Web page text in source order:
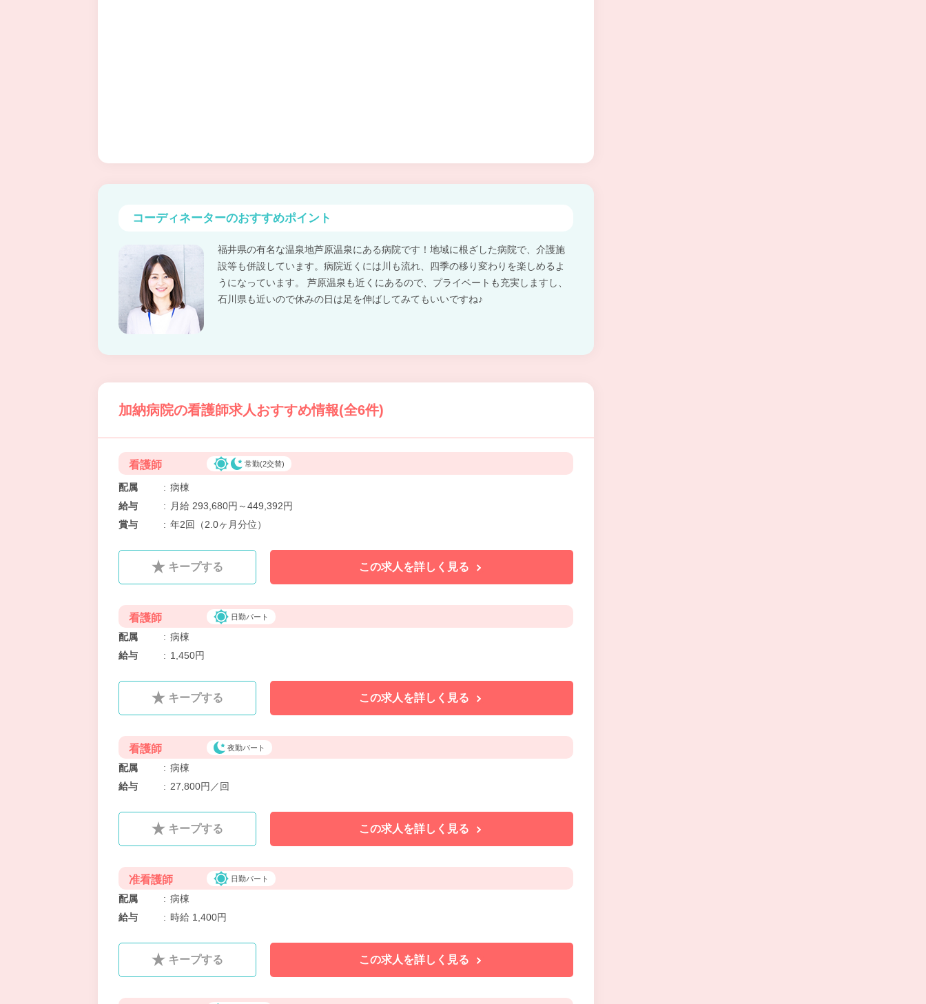
コーディネーターのおすすめポイント
福井県の有名な温泉地芦原温泉にある病院です！地域に根ざした病院で、介護施
設等も併設しています。病院近くには川も流れ、四季の移り変わりを楽しめるよ
うになっています。 芦原温泉も近くにあるので、プライベートも充実しますし、
石川県も近いので休みの日は足を伸ばしてみてもいいですね♪
加納病院の看護師求人おすすめ情報(全6件)
看護師 常勤(2交替)
配属 : 病棟
給与
:
月給 293,680円～449,392円
賞与
: 年2回（2.0ヶ月分位）
キープする この求人を詳しく見る
看護師 日勤パート
配属 : 病棟
給与
: 1,450円
キープする この求人を詳しく見る
看護師 夜勤パート
配属 : 病棟
給与
: 27,800円／回
キープする この求人を詳しく見る
准看護師 日勤パート
配属 : 病棟
給与
: 時給 1,400円
キープする この求人を詳しく見る